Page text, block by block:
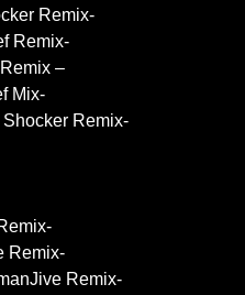
Remix-
Remix-
–
Mix-
Remix-
Remix-
Remix-